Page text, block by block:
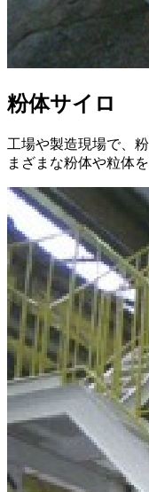
粉体サイロ
工場や製造現場で、
まざまな粉体や粒体